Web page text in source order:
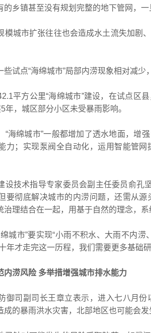
乡镇甚至没有规划完整的地下管网，一
城市扩张往往也会造成水土流失加剧
点“海绵城市”局部内涝现象相对减少，
方公里“海绵城市”建设，在试点区
年，城区部分小区未受暴雨影响。
绵城市”一般都增加了透水地面，增
力；实现泵阀全自动化，运用智能管
术指导专家委员会副主任委员俞孔
要彻底解决城市的内涝问题，还需从
治理结合在一起，用基于自然的理念，系
市”要实现“小雨不积水、大雨不内涝
年才走完这一历程，我们需要更多基础
涝风险 多举措增强城市排水能力
司副司长王章立表示，进入七八月份
的暴雨洪水灾害，北部地区也可能会发